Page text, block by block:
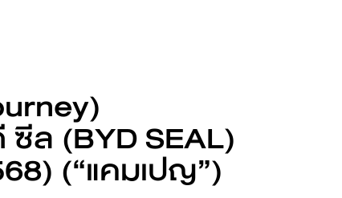
Request an offer
ล (BYD SEAL)
(“แคมเปญ”)